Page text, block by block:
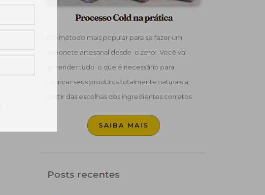
Processo Cold na prática
É o método mais popular para se fazer um
sabonete artesanal desde o zero! Você vai
aprender tudo o que é necessário para
fabricar seus produtos totalmente naturais a
partir das escolhas dos ingredientes corretos .
SAIBA MAIS
Posts recentes